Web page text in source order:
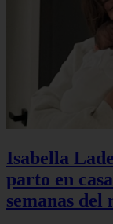
Isabella
parto en
semanas del